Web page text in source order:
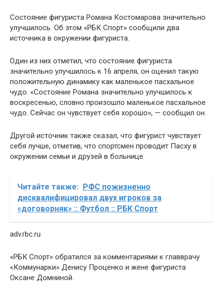
Состояние фигуриста Романа Костомарова значительно
улучшилось. Об этом «РБК Спорт» сообщили два
источника в окружении фигуриста.
Один из них отметил, что состояние фигуриста
значительно улучшилось к 16 апреля, он оценил такую
положительную динамику как маленькое пасхальное
чудо. «Состояние Романа значительно улучшилось к
воскресенью, словно произошло маленькое пасхальное
чудо. Сейчас он чувствует себя хорошо», — сообщил он.
Другой источник также сказал, что фигурист чувствует
себя лучше, отметив, что спортсмен проводит Пасху в
окружении семьи и друзей в больнице.
Читайте также:
РФС пожизненно
дисквалифицировал двух игроков за
«договорняк» :: Футбол :: РБК Спорт
adv.rbc.ru
«РБК Спорт» обратился за комментариями к главврачу
«Коммунарки» Денису Проценко и жене фигуриста
Оксане Домниной.